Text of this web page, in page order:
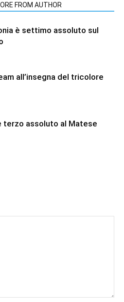
FROM AUTHOR
è settimo assoluto sul
all’insegna del tricolore
terzo assoluto al Matese